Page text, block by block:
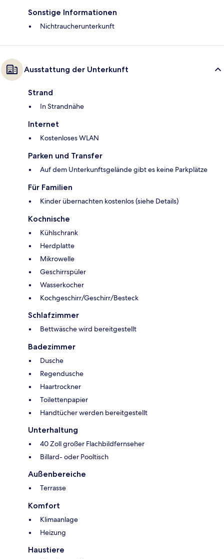
Sonstige Informationen
Nichtraucherunterkunft
Ausstattung der Unterkunft
Strand
In Strandnähe
Internet
Kostenloses WLAN
Parken und Transfer
Auf dem Unterkunftsgelände gibt es keine Parkplätze
Für Familien
Kinder übernachten kostenlos (siehe Details)
Kochnische
Kühlschrank
Herdplatte
Mikrowelle
Geschirrspüler
Wasserkocher
Kochgeschirr/Geschirr/Besteck
Schlafzimmer
Bettwäsche wird bereitgestellt
Badezimmer
Dusche
Regendusche
Haartrockner
Toilettenpapier
Handtücher werden bereitgestellt
Unterhaltung
40 Zoll großer Flachbildfernseher
Billard- oder Pooltisch
Außenbereiche
Terrasse
Komfort
Klimaanlage
Heizung
Haustiere